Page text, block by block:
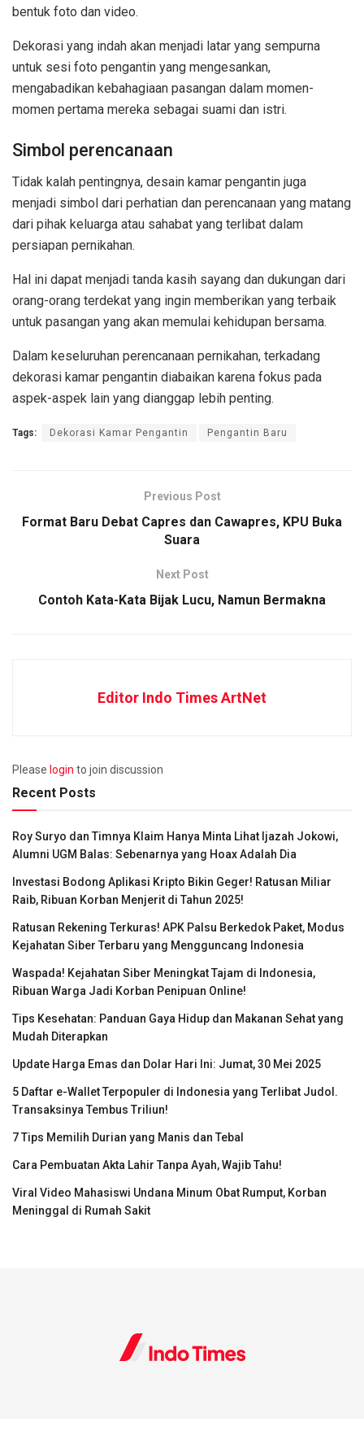
bentuk foto dan video.
Dekorasi yang indah akan menjadi latar yang sempurna
untuk sesi foto pengantin yang mengesankan,
mengabadikan kebahagiaan pasangan dalam momen-
momen pertama mereka sebagai suami dan istri.
Simbol perencanaan
Tidak kalah pentingnya, desain kamar pengantin juga
menjadi simbol dari perhatian dan perencanaan yang matang
dari pihak keluarga atau sahabat yang terlibat dalam
persiapan pernikahan.
Hal ini dapat menjadi tanda kasih sayang dan dukungan dari
orang-orang terdekat yang ingin memberikan yang terbaik
untuk pasangan yang akan memulai kehidupan bersama.
Dalam keseluruhan perencanaan pernikahan, terkadang
dekorasi kamar pengantin diabaikan karena fokus pada
aspek-aspek lain yang dianggap lebih penting.
Tags: Dekorasi Kamar Pengantin Pengantin Baru
Previous Post
Format Baru Debat Capres dan Cawapres, KPU Buka
Suara
Next Post
Contoh Kata-Kata Bijak Lucu, Namun Bermakna
Editor Indo Times ArtNet
Please login to join discussion
Recent Posts
Roy Suryo dan Timnya Klaim Hanya Minta Lihat Ijazah Jokowi,
Alumni UGM Balas: Sebenarnya yang Hoax Adalah Dia
Investasi Bodong Aplikasi Kripto Bikin Geger! Ratusan Miliar
Raib, Ribuan Korban Menjerit di Tahun 2025!
Ratusan Rekening Terkuras! APK Palsu Berkedok Paket, Modus
Kejahatan Siber Terbaru yang Mengguncang Indonesia
Waspada! Kejahatan Siber Meningkat Tajam di Indonesia,
Ribuan Warga Jadi Korban Penipuan Online!
Tips Kesehatan: Panduan Gaya Hidup dan Makanan Sehat yang
Mudah Diterapkan
Update Harga Emas dan Dolar Hari Ini: Jumat, 30 Mei 2025
5 Daftar e-Wallet Terpopuler di Indonesia yang Terlibat Judol.
Transaksinya Tembus Triliun!
7 Tips Memilih Durian yang Manis dan Tebal
Cara Pembuatan Akta Lahir Tanpa Ayah, Wajib Tahu!
Viral Video Mahasiswi Undana Minum Obat Rumput, Korban
Meninggal di Rumah Sakit